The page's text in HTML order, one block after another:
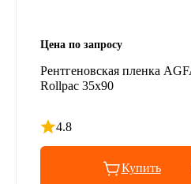
Цена по запросу
Рентгеновская пленка
Rollpac 35x90
4.8
Рейтинг 4.8 из 5
Купить